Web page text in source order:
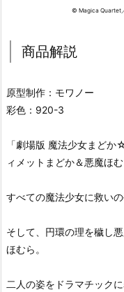
© Magica Quartet
商品解説
原型制作：モワノー
彩色：920-3
「劇場版 魔法少女まど
ィメットまどか＆悪魔ほ
すべての魔法少女に救い
そして、円環の理を穢し
ほむら。
二人の姿をドラマチック